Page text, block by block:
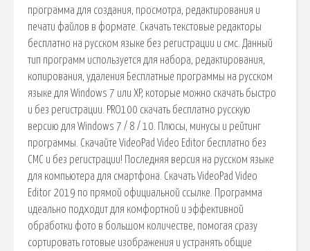
программа для создания, просмотра, редактирования и
печати файлов в формате. Скачать текстовые редакторы
бесплатно на русском языке без регистрации и смс. Данный
тип программ используется для набора, редактирования,
копирования, удаления Бесплатные программы на русском
языке для Windows 7 или XP, которые можно скачать быстро
и без регистрации. PRO100 скачать бесплатно русскую
версию для Windows 7 / 8 / 10. Плюсы, минусы и рейтинг
программы. Скачайте VideoPad Video Editor бесплатно без
СМС и без регистрации! Последняя версия на русском языке
для компьютера для смартфона. Скачать VideoPad Video
Editor 2019 по прямой официальной ссылке. Программа
идеально подходит для комфортной и эффективной
обработки фото в большом количестве, помогая сразу
сортировать готовые изображения и устранять общие